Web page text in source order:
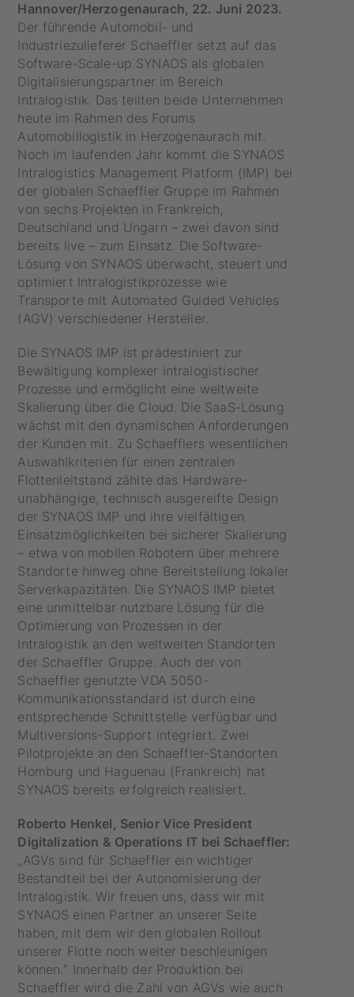
Hannover/Herzogenaurach, 22. Juni 2023.
Der führende Automobil- und
Industriezulieferer Schaeffler setzt auf das
Software-Scale-up SYNAOS als globalen
Digitalisierungspartner im Bereich
Intralogistik. Das teilten beide Unternehmen
heute im Rahmen des Forums
Automobillogistik in Herzogenaurach mit.
Noch im laufenden Jahr kommt die SYNAOS
Intralogistics Management Platform (IMP) bei
der globalen Schaeffler Gruppe im Rahmen
von sechs Projekten in Frankreich,
Deutschland und Ungarn – zwei davon sind
bereits live – zum Einsatz. Die Software-
Lösung von SYNAOS überwacht, steuert und
optimiert Intralogistikprozesse wie
Transporte mit Automated Guided Vehicles
(AGV) verschiedener Hersteller.
Die SYNAOS IMP ist prädestiniert zur
Bewältigung komplexer intralogistischer
Prozesse und ermöglicht eine weltweite
Skalierung über die Cloud. Die SaaS-Lösung
wächst mit den dynamischen Anforderungen
der Kunden mit. Zu Schaefflers wesentlichen
Auswahlkriterien für einen zentralen
Flottenleitstand zählte das Hardware-
unabhängige, technisch ausgereifte Design
der SYNAOS IMP und ihre vielfältigen
Einsatzmöglichkeiten bei sicherer Skalierung
– etwa von mobilen Robotern über mehrere
Standorte hinweg ohne Bereitstellung lokaler
Serverkapazitäten. Die SYNAOS IMP bietet
eine unmittelbar nutzbare Lösung für die
Optimierung von Prozessen in der
Intralogistik an den weltweiten Standorten
der Schaeffler Gruppe. Auch der von
Schaeffler genutzte VDA 5050-
Kommunikationsstandard ist durch eine
entsprechende Schnittstelle verfügbar und
Multiversions-Support integriert. Zwei
Pilotprojekte an den Schaeffler-Standorten
Homburg und Haguenau (Frankreich) hat
SYNAOS bereits erfolgreich realisiert.
Roberto Henkel, Senior Vice President
Digitalization & Operations IT bei Schaeffler:
„AGVs sind für Schaeffler ein wichtiger
Bestandteil bei der Autonomisierung der
Intralogistik. Wir freuen uns, dass wir mit
SYNAOS einen Partner an unserer Seite
haben, mit dem wir den globalen Rollout
unserer Flotte noch weiter beschleunigen
können.“ Innerhalb der Produktion bei
Schaeffler wird die Zahl von AGVs wie auch